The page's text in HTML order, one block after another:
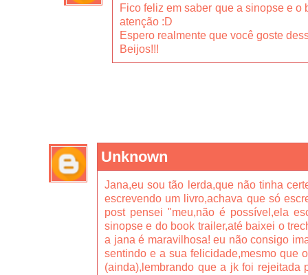
Fico feliz em saber que a sinopse e o
atenção :D
Espero realmente que você goste
Beijos!!!
Unknown
Jana,eu sou tão lerda,que não tinha
escrevendo um livro,achava que só
post pensei "meu,não é possível,ela
sinopse e do book trailer,até baixei o
a jana é maravilhosa! eu não consigo
sentindo e a sua felicidade,mesmo que
(ainda),lembrando que a jk foi rejeitada